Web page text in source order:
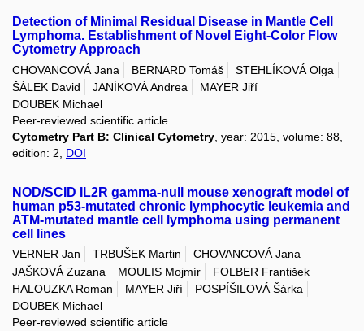
Detection of Minimal Residual Disease in Mantle Cell
Lymphoma. Establishment of Novel Eight-Color Flow
Cytometry Approach
CHOVANCOVÁ Jana BERNARD Tomáš
STEHLÍKOVÁ Olga
ŠÁLEK David
JANÍKOVÁ Andrea
MAYER Jiří
DOUBEK Michael
Peer-reviewed scientific article
Cytometry Part B: Clinical Cytometry , year: 2015, volume: 88,
edition: 2, DOI
NOD/SCID IL2R gamma-null mouse xenograft model of
human p53-mutated chronic lymphocytic leukemia and
ATM-mutated mantle cell lymphoma using permanent
cell lines
VERNER Jan TRBUŠEK Martin
CHOVANCOVÁ Jana
JAŠKOVÁ Zuzana
MOULIS Mojmír
FOLBER František
HALOUZKA Roman
MAYER Jiří
POSPÍŠILOVÁ Šárka
DOUBEK Michael
Peer-reviewed scientific article